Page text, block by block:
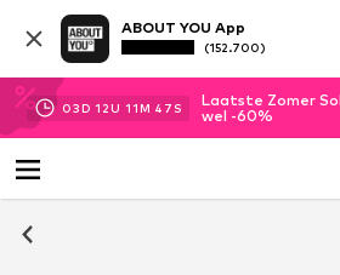
ABOUT YOU App
(152.700)
03D 12U 11M 46 S
Laatste Zomer
wel -60%